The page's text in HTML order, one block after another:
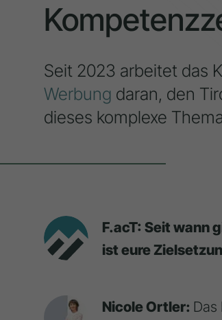
Seit 2023 arbeitet das
Werbung daran, den
dieses komplexe
F.acT: Seit wann
ist eure
Nicole Ortler: Das